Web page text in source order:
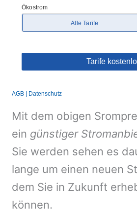
Mit dem obigen
ein günstiger
Sie werden sehen es
lange um einen neuen
dem Sie in Zukunft
können.